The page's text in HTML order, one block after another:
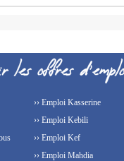
›› Emploi Kasserine
›› Emploi Kebili
›› Emploi Kef
›› Emploi Mahdia